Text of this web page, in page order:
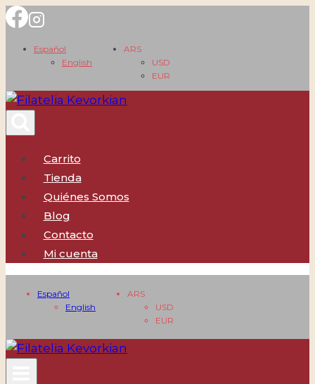
Saltar
contenido
Español
English
ARS
USD
EUR
Carrito
Tienda
Quiénes Somos
Blog
Contacto
Mi cuenta
Español
English
ARS
USD
EUR